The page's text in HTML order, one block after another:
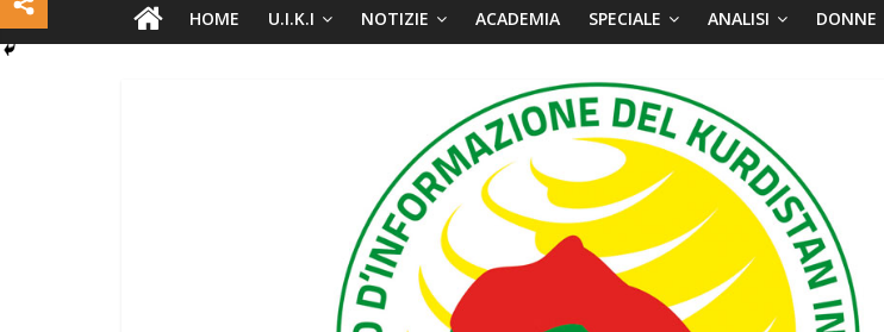
HOME U.I.K.I NOTIZIE ACADEMIA SPECIALE ANALISI DONNE